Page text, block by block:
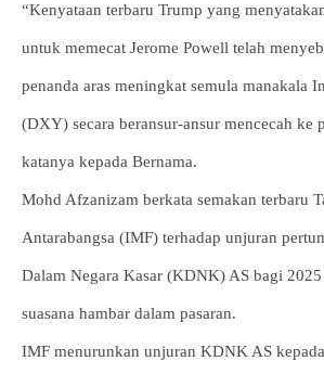
“Kenyataan terbaru Trump yang
untuk memecat Jerome Powell telah
penanda aras meningkat semula manakala
(DXY) secara beransur-ansur mencecah ke
katanya kepada Bernama.
Mohd Afzanizam berkata semakan terbaru
Antarabangsa (IMF) terhadap unjuran
Dalam Negara Kasar (KDNK) AS bagi
suasana hambar dalam pasaran.
IMF menurunkan unjuran KDNK AS